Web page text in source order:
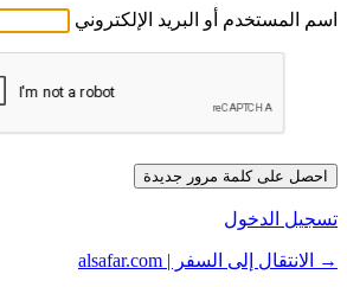
اسم المستخدم أو البريد الإلكتروني
تسجيل الدخول
→ الانتقال إلى السفر | alsafar.com